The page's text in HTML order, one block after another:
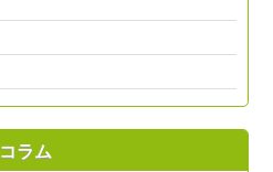
コラム